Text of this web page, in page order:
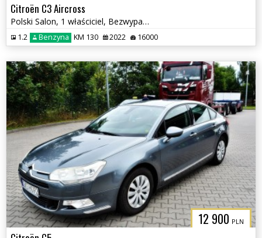
Citroën C3 Aircross
Polski Salon, 1 właściciel, Bezwypadkowy
1.2 Benzyna KM 130 2022 16000
12 900 PLN